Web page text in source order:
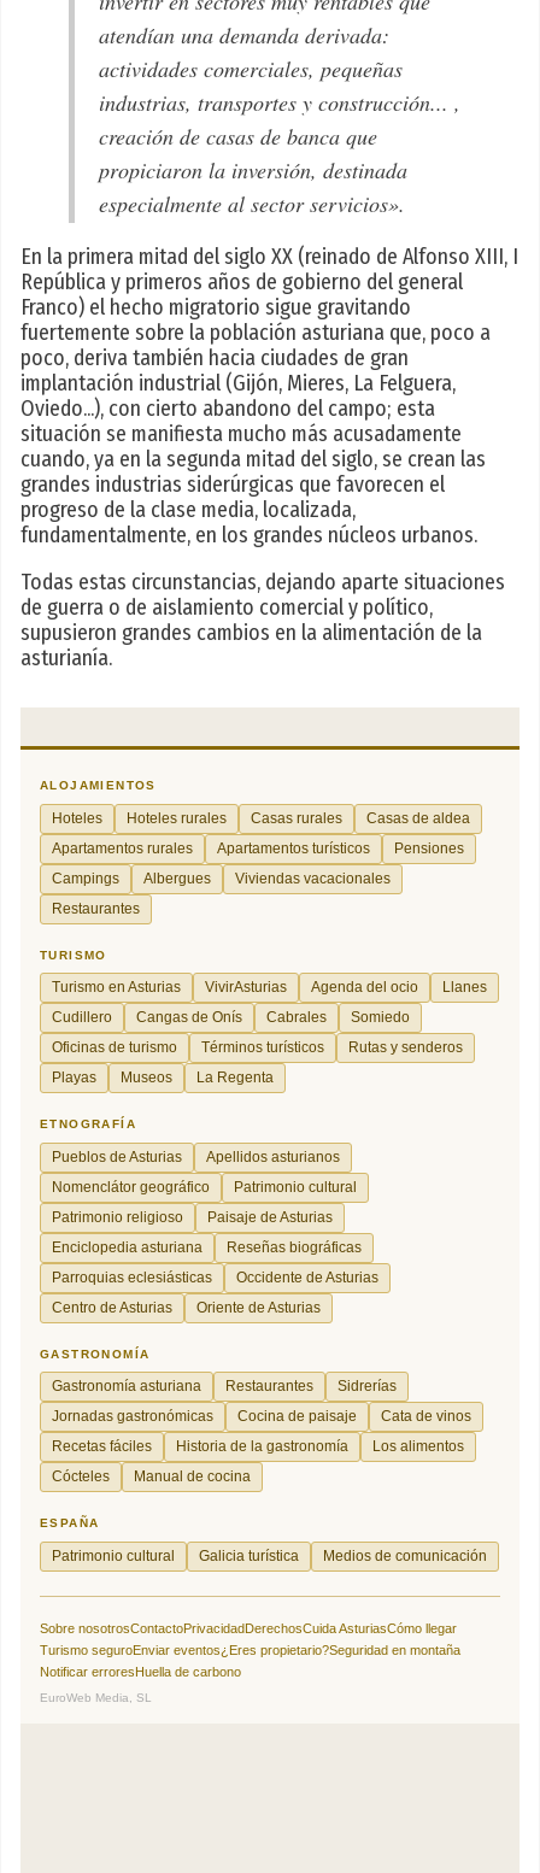
atendían una demanda derivada:
actividades comerciales, pequeñas
industrias, transportes y construcción... ,
creación de casas de banca que
propiciaron la inversión, destinada
especialmente al sector servicios».
En la primera mitad del siglo XX (reinado de Alfonso XIII, I
República y primeros años de gobierno del general
Franco) el hecho migratorio sigue gravitando
fuertemente sobre la población asturiana que, poco a
poco, deriva también hacia ciudades de gran
implantación industrial (Gijón, Mieres, La Felguera,
Oviedo...), con cierto abandono del campo; esta
situación se manifiesta mucho más acusadamente
cuando, ya en la segunda mitad del siglo, se crean las
grandes industrias siderúrgicas que favorecen el
progreso de la clase media, localizada,
fundamentalmente, en los grandes núcleos urbanos.
Todas estas circunstancias, dejando aparte situaciones
de guerra o de aislamiento comercial y político,
supusieron grandes cambios en la alimentación de la
asturianía.